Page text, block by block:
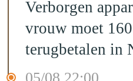
Verborgen
vrouw moet
terugbetalen in